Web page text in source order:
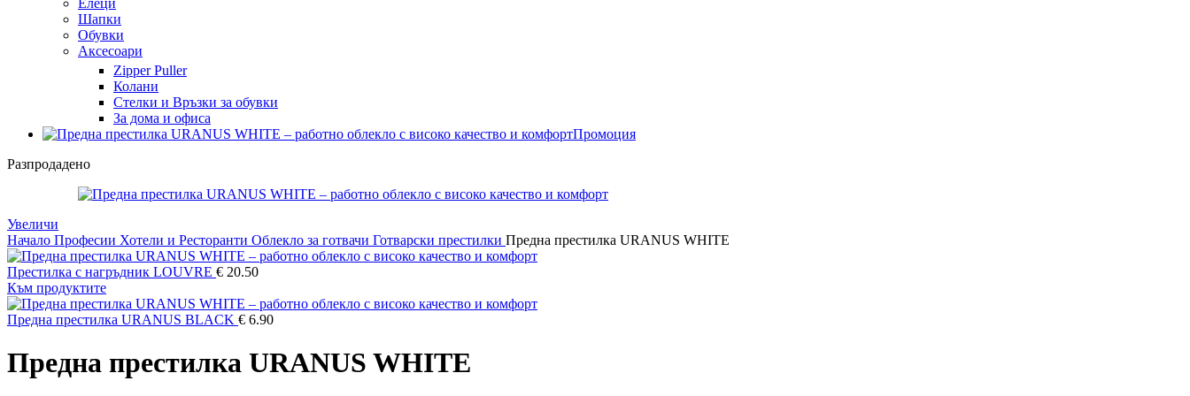
Елеци
Шапки
Обувки
Аксесоари
Zipper Puller
Колани
Стелки и Връзки за обувки
За дома и офиса
Промоция
Разпродадено
Увеличи
Начало Професии Хотели и Ресторанти Облекло за готвачи Готварски престилки Предна престилка URANUS WHITE
Престилка с нагръдник LOUVRE € 20.50
Към продуктите
Предна престилка URANUS BLACK € 6.90
Предна престилка URANUS WHITE